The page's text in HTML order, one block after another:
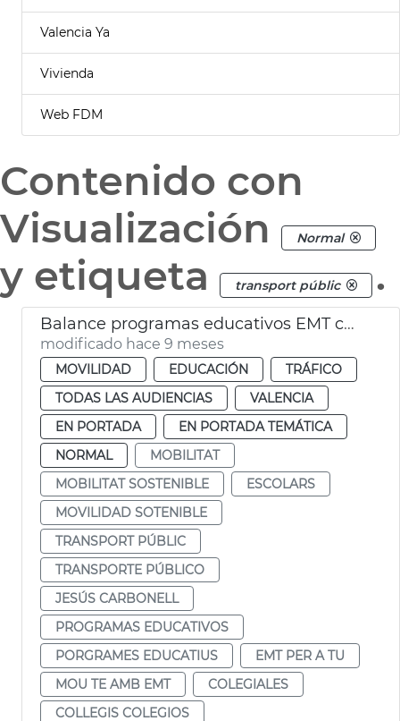
Valencia Ya
Vivienda
Web FDM
Contenido con
Visualización
Normal
y etiqueta transport públic .
Balance programas educativos EMT curso 2024-25
modificado hace 9 meses
MOVILIDAD EDUCACIÓN
TRÁFICO
TODAS LAS AUDIENCIAS
VALENCIA
EN PORTADA
EN PORTADA TEMÁTICA
NORMAL
MOBILITAT
MOBILITAT SOSTENIBLE
ESCOLARS
MOVILIDAD SOTENIBLE
TRANSPORT PÚBLIC
TRANSPORTE PÚBLICO
JESÚS CARBONELL
PROGRAMAS EDUCATIVOS
PORGRAMES EDUCATIUS
EMT PER A TU
MOU TE AMB EMT
COLEGIALES
COLLEGIS COLEGIOS